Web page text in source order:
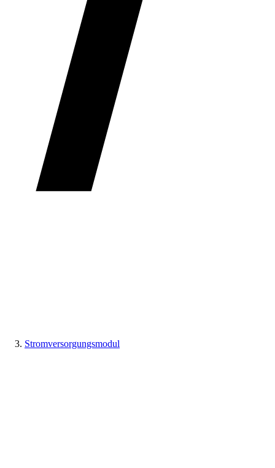
Stromversorgungsmodul